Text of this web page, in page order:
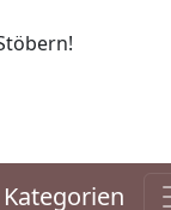
Kategorien